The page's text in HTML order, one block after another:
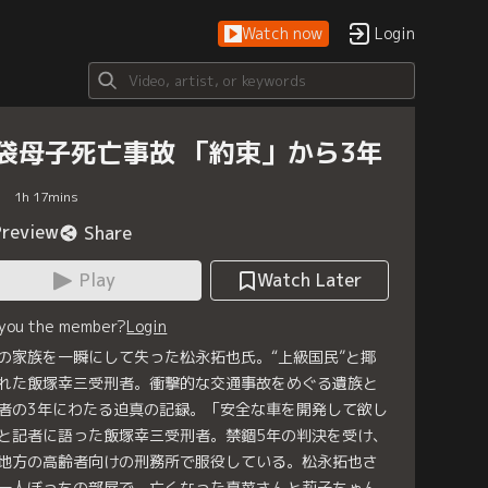
Watch now Login
母子死亡事故 「約束」から3年
1h 17mins
Share
Play
Watch Later
the member?Login
家族を一瞬にして失った松永拓也氏。“上級国民”と揶
た飯塚幸三受刑者。衝撃的な交通事故をめぐる遺族と
の3年にわたる迫真の記録。「安全な車を開発して欲し
記者に語った飯塚幸三受刑者。禁錮5年の判決を受け、
方の高齢者向けの刑務所で服役している。松永拓也さ